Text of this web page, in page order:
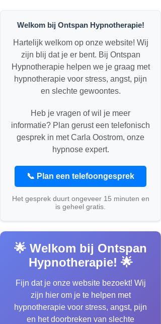
Welkom bij Ontspan Hypnotherapie!
Hartelijk welkom op onze website! Wij
zijn blij dat je er bent. Bij Ontspan
Hypnotherapie helpen we je graag met
hypnotherapie voor stress, angst, pijn
en slechte gewoontes.
Heb je vragen of wil je meer
informatie? Plan gerust een telefonisch
gesprek in met Carla Oostrom, onze
hypnose expert.
📞 Plan een telefoongesprek
Het gesprek duurt ongeveer 15 minuten en
is geheel gratis.
🌟 Welkom bij Ontspan
Hypnotherapie! 🌟
Fijn dat je onze website bezoekt! Wij
zijn hier om je te helpen met
hypnotherapie voor stress, angst, pijn
en het doorbreken van slechte